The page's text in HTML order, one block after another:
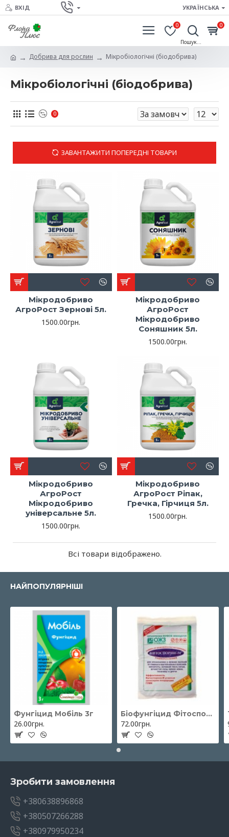
ВХІД УКРАЇНСЬКА
0 0
Добрива для рослин Мікробіологічні (біодобрива)
Мікробіологічні (біодобрива)
0
ЗАВАНТАЖИТИ ПОПЕРЕДНІ ТОВАРИ
Мікродобриво
АгроРост Зернові 5л.
1500.00грн.
Мікродобриво
АгроРост
Мікродобриво
Соняшник 5л.
1500.00грн.
Мікродобриво
АгроРост
Мікродобриво
універсальне 5л.
1500.00грн.
Мікродобриво
АгроРост Ріпак,
Гречка, Гірчиця 5л.
1500.00грн.
Всі товари відображено.
НАЙПОПУЛЯРНІШІ
Фунгіцид Мобіль 3г
26.00грн.
Біофунгіцид Фітоспорін-М паста 200 г ОЖЗ Кузнєцова
72.00грн.
Зробити замовлення
+380638896868
+380507266288
+380979950234